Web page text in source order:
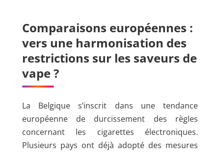
Comparaisons européennes :
vers une harmonisation des
restrictions sur les saveurs de
vape ?
La Belgique s’inscrit dans une tendance
européenne de durcissement des règles
concernant les cigarettes électroniques.
Plusieurs pays ont déjà adopté des mesures